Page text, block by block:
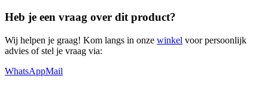
Heb je een vraag over dit product?
Wij helpen je graag! Kom langs in onze winkel voor persoonlijk
advies of stel je vraag via:
WhatsAppMail